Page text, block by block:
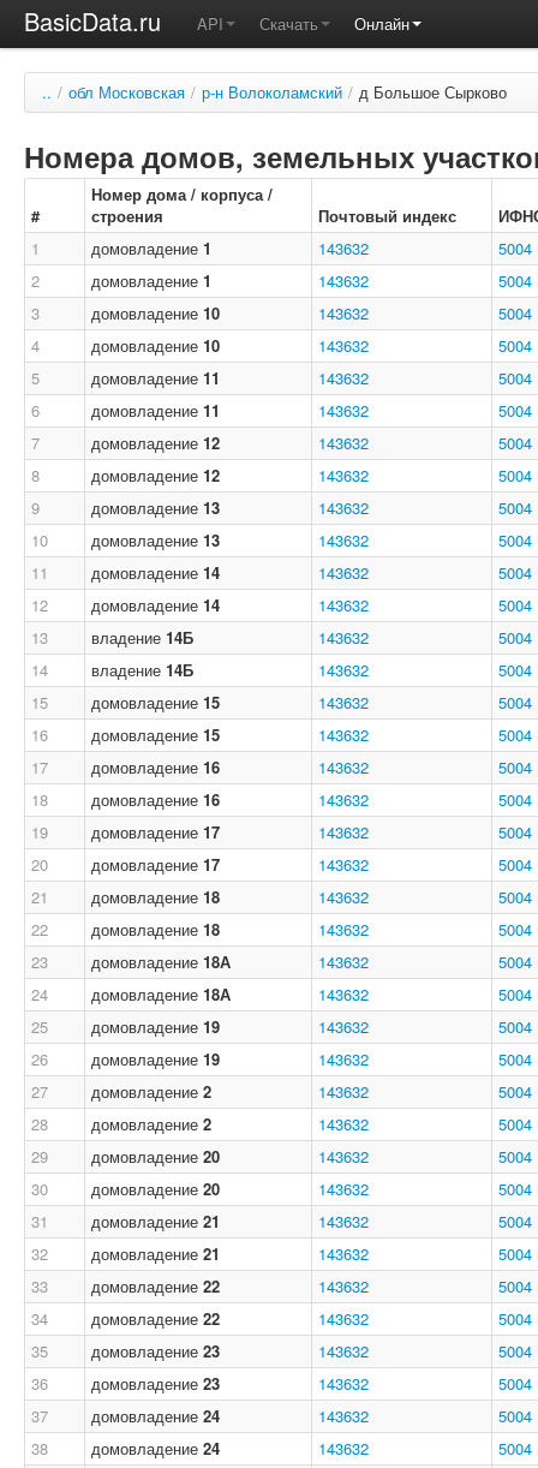
BasicData.ru API Скачать Онлайн
.. / обл Московская / р-н Волоколамский / д Большое Сырково
Номера домов, земельных
#
Номер дома / корпуса /
строения
Почтовый индекс
1
домовладение 1 143632
5004
2
домовладение 1 143632
5004
3
домовладение 10 143632
5004
4
домовладение 10 143632
5004
5
домовладение 11 143632
5004
6
домовладение 11 143632
5004
7
домовладение 12 143632
5004
8
домовладение 12 143632
5004
9
домовладение 13 143632
5004
10
домовладение 13 143632
5004
11
домовладение 14 143632
5004
12
домовладение 14 143632
5004
13
владение 14Б 143632
5004
14
владение 14Б 143632
5004
15
домовладение 15 143632
5004
16
домовладение 15 143632
5004
17
домовладение 16 143632
5004
18
домовладение 16 143632
5004
19
домовладение 17 143632
5004
20
домовладение 17 143632
5004
21
домовладение 18 143632
5004
22
домовладение 18 143632
5004
23
домовладение 18А 143632
5004
24
домовладение 18А 143632
5004
25
домовладение 19 143632
5004
26
домовладение 19 143632
5004
27
домовладение 2 143632
5004
28
домовладение 2 143632
5004
29
домовладение 20 143632
5004
30
домовладение 20 143632
5004
31
домовладение 21 143632
5004
32
домовладение 21 143632
5004
33
домовладение 22 143632
5004
34
домовладение 22 143632
5004
35
домовладение 23 143632
5004
36
домовладение 23 143632
5004
37
домовладение 24 143632
5004
38
домовладение 24 143632
5004